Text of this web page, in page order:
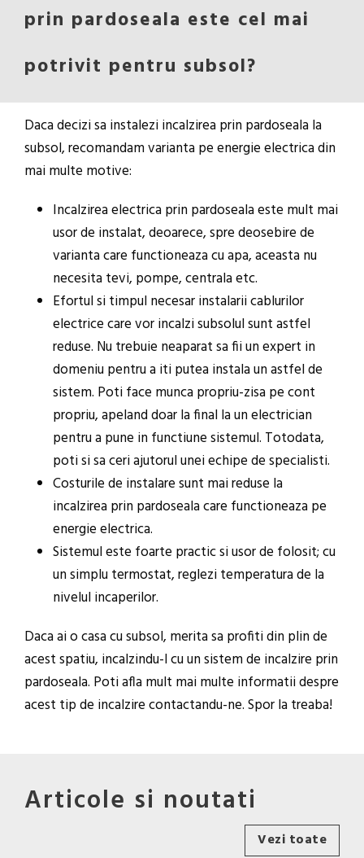
prin pardoseala este cel mai
potrivit pentru subsol?
Daca decizi sa instalezi incalzirea prin pardoseala la
subsol, recomandam varianta pe energie electrica din
mai multe motive:
Incalzirea electrica prin pardoseala este mult mai
usor de instalat, deoarece, spre deosebire de
varianta care functioneaza cu apa, aceasta nu
necesita tevi, pompe, centrala etc.
Efortul si timpul necesar instalarii cablurilor
electrice care vor incalzi subsolul sunt astfel
reduse. Nu trebuie neaparat sa fii un expert in
domeniu pentru a iti putea instala un astfel de
sistem. Poti face munca propriu-zisa pe cont
propriu, apeland doar la final la un electrician
pentru a pune in functiune sistemul. Totodata,
poti si sa ceri ajutorul unei echipe de specialisti.
Costurile de instalare sunt mai reduse la
incalzirea prin pardoseala care functioneaza pe
energie electrica.
Sistemul este foarte practic si usor de folosit; cu
un simplu termostat, reglezi temperatura de la
nivelul incaperilor.
Daca ai o casa cu subsol, merita sa profiti din plin de
acest spatiu, incalzindu-l cu un sistem de incalzire prin
pardoseala. Poti afla mult mai multe informatii despre
acest tip de incalzire contactandu-ne. Spor la treaba!
Articole si noutati
Vezi toate